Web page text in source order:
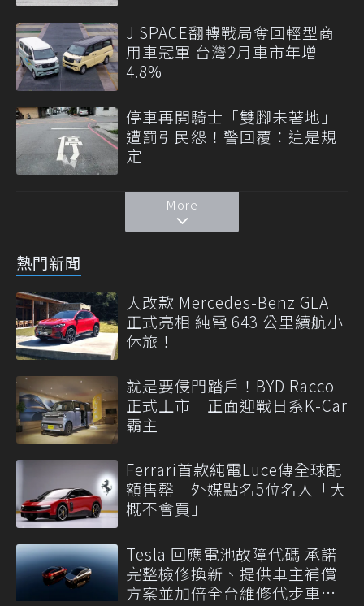
J SPACE翻轉戰局奪回輕型商
用車冠軍 台灣2月車市年增
4.8%
停車再開騎士「雙腳未著地」
遭罰引民怨！警回覆：這是規
定
More
熱門新聞
大改款 Mercedes-Benz GLA
正式亮相 純電 643 公里續航小
休旅！
就是要侵門踏戶！BYD Racco
正式上市 正面迎戰日系K-Car
霸主
Ferrari首款純電Luce傳全球配
額售罄 外媒點名5位名人「大
概不會買」
Tesla 回應電池故障代碼 承諾
完整檢修換新、提供車主補償
方案並加倍全台維修代步車數